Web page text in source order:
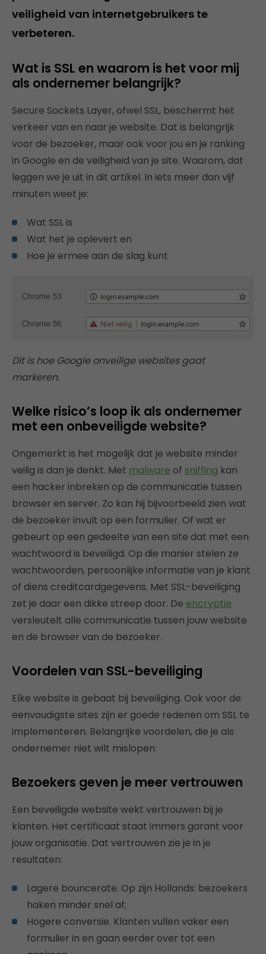
veiligheid van internetgebruikers te
verbeteren.
Wat is SSL en waarom is het voor mij
als ondernemer belangrijk?
Secure Sockets Layer, ofwel SSL, beschermt het
verkeer van en naar je website. Dat is belangrijk
voor de bezoeker, maar ook voor jou en je ranking
in Google en de veiligheid van je site. Waarom, dat
leggen we je uit in dit artikel. In iets meer dan vijf
minuten weet je:
Wat SSL is
Wat het je oplevert en
Hoe je ermee aan de slag kunt
Dit is hoe Google onveilige websites gaat
markeren.
Welke risico’s loop ik als ondernemer
met een onbeveiligde website?
Ongemerkt is het mogelijk dat je website minder
veilig is dan je denkt. Met malware of sniffing kan
een hacker inbreken op de communicatie tussen
browser en server. Zo kan hij bijvoorbeeld zien wat
de bezoeker invult op een formulier. Of wat er
gebeurt op een gedeelte van een site dat met een
wachtwoord is beveiligd. Op die manier stelen ze
wachtwoorden, persoonlijke informatie van je klant
of diens creditcardgegevens. Met SSL-beveiliging
zet je daar een dikke streep door. De encryptie
versleutelt alle communicatie tussen jouw website
en de browser van de bezoeker.
Voordelen van SSL-beveiliging
Elke website is gebaat bij beveiliging. Ook voor de
eenvoudigste sites zijn er goede redenen om SSL te
implementeren. Belangrijke voordelen, die je als
ondernemer niet wilt mislopen:
Bezoekers geven je meer vertrouwen
Een beveiligde website wekt vertrouwen bij je
klanten. Het certificaat staat immers garant voor
jouw organisatie. Dat vertrouwen zie je in je
resultaten:
Lagere bouncerate. Op zijn Hollands: bezoekers
haken minder snel af;
Hogere conversie. Klanten vullen vaker een
formulier in en gaan eerder over tot een